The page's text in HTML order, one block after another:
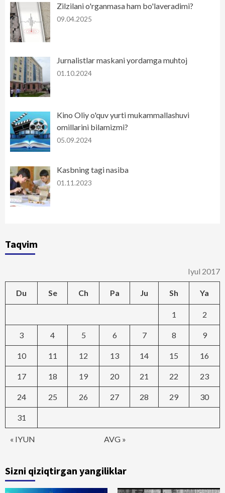
Zilzilani o'rganmasa ham bo'laveradimi?
09.04.2025
Jurnalistlar maskani yordamga muhtoj
01.10.2024
Kino Oliy o'quv yurti mukammallashuvi
omillarini bilamizmi?
05.09.2024
Kasbning tagi nasiba
01.11.2023
Taqvim
Iyul 2017
Du Se Ch Pa Ju Sh Ya
« IYUN AVG »
1 2
3 4 5 6 7 8 9
10 11 12 13 14 15 16
17 18 19 20 21 22 23
24 25 26 27 28 29 30
31
Sizni qiziqtirgan yangiliklar